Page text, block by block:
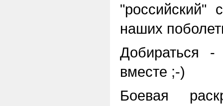
"российский"
наших
Добираться
вместе ;-)
Боевая